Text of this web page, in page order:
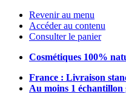
Revenir au menu
Accéder au contenu
Consulter le panier
Cosmétiques 100%
France : Livraison
Au moins 1